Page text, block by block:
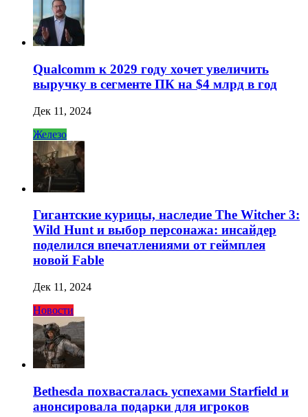
Qualcomm к 2029 году хочет увеличить
выручку в сегменте ПК на $4 млрд в год
Дек 11, 2024
Железо
Гигантские курицы, наследие The Witcher 3:
Wild Hunt и выбор персонажа: инсайдер
поделился впечатлениями от геймплея
новой Fable
Дек 11, 2024
Новости
Bethesda похвасталась успехами Starfield и
анонсировала подарки для игроков